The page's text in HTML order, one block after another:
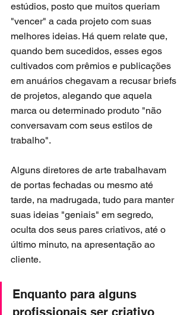
estúdios, posto que muitos queriam
"vencer" a cada projeto com suas
melhores ideias. Há quem relate que,
quando bem sucedidos, esses egos
cultivados com prêmios e publicações
em anuários chegavam a recusar briefs
de projetos, alegando que aquela
marca ou determinado produto "não
conversavam com seus estilos de
trabalho".
Alguns diretores de arte trabalhavam
de portas fechadas ou mesmo até
tarde, na madrugada, tudo para manter
suas ideias "geniais" em segredo,
oculta dos seus pares criativos, até o
último minuto, na apresentação ao
cliente.
Enquanto para alguns